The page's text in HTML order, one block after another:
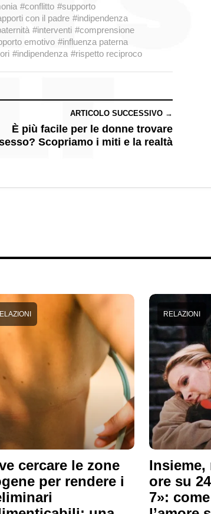
#conflitto #supporto
con il padre #indipendenza
#interventi #comprensione
emotivo #influenza paterna
#indipendenza #rispetto reciproco
ARTICOLO SUCCESSIVO →
È più facile per le donne trovare
Scopriamo i miti e la realtà
cercare le zone
per rendere i
Insieme,
ore su
7»:
RELAZIONI